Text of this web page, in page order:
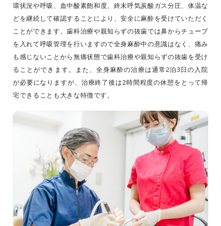
環状況や呼吸、血中酸素飽和度、終末呼気炭酸ガス分圧、体温な
どを継続して確認することにより、安全に麻酔を受けていただく
ことができます。歯科治療や親知らずの抜歯では鼻からチューブ
を入れて呼吸管理を行いますので全身麻酔中の意識はなく、痛み
も感じないことから無痛状態で歯科治療や親知らずの抜歯を受け
ることができます。また、全身麻酔の治療は通常2泊3日の入院
が必要になりますが、治療終了後は2時間程度の休憩をとって帰
宅できることも大きな特徴です。